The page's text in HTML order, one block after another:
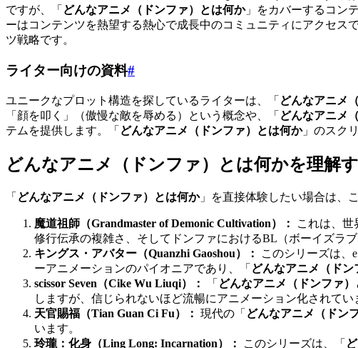
ですが、「 どんなアニメ（ドンファ）とは何か」をカバーするコン
ーはコンテンツを熱望する熱心で成長中のコミュニティにアクセス
ツ戦略です。
ライター向けの資料#
ユニークなプロット構造を探しているライターは、「 どんなアニメ
「顔を叩く」（傲慢な敵を辱める）という概念や、「 どんなアニメ
テムを提供します。「 どんなアニメ（ドンファ）とは何か」のスク
どんなアニメ（ドンファ）とは何かを理解
「 どんなアニメ（ドンファ）とは何か」を直接体験したい場合は、
魔道祖師（Grandmaster of Demonic Cultivation）： これは、世
修行伝承の複雑さ、そしてドンファにおけるBL（ボーイズラ
キングス・アバター（Quanzhi Gaoshou）：
このシリーズは、
ーアニメーションのパイオニアであり、「 どんなアニメ（ド
scissor Seven（Cike Wu Liuqi）：
「 どんなアニメ（ドンファ
しますが、信じられないほど流暢にアニメーション化されてい
天官賜福（Tian Guan Ci Fu）： 現代の「 どんなアニメ（ドン
います。
玲瓏：化身（Ling Long: Incarnation）：
このシリーズは、「